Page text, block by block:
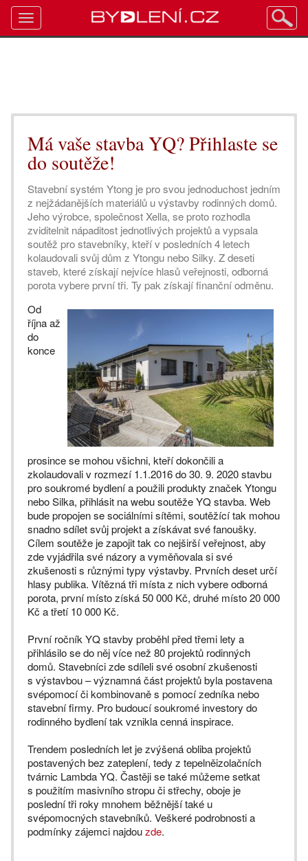
Má vaše stavba YQ? Přihlaste se
do soutěže!
Stavební systém Ytong je pro svou jednoduchost jedním
z nejžádanějších materiálů u výstavby rodinných domů.
Jeho výrobce, společnost Xella, se proto rozhodla
zviditelnit nápaditost jednotlivých projektů a vypsala
soutěž pro stavebníky, kteří v posledních 4 letech
kolaudovali svůj dům z Ytongu nebo Silky. Z deseti
staveb, které získají nejvíce hlasů veřejnosti, odborná
porota vybere první tři. Ty pak získají finanční odměnu.
Od
října až
do
konce
prosince se mohou všichni, kteří dokončili a
zkolaudovali v rozmezí 1.1.2016 do 30. 9. 2020 stavbu
pro soukromé bydlení a použili produkty značek Ytongu
nebo Silka, přihlásit na webu soutěže YQ stavba. Web
bude propojen se sociálními sítěmi, soutěžící tak mohou
snadno sdílet svůj projekt a získávat své fanoušky.
Cílem soutěže je zapojit tak co nejširší veřejnost, aby
zde vyjádřila své názory a vyměňovala si své
zkušenosti s různými typy výstavby. Prvních deset určí
hlasy publika. Vítězná tři místa z nich vybere odborná
porota, první místo získá 50 000 Kč, druhé místo 20 000
Kč a třetí 10 000 Kč.
První ročník YQ stavby proběhl před třemi lety a
přihlásilo se do něj více než 80 projektů rodinných
domů. Stavebníci zde sdíleli své osobní zkušenosti
s výstavbou – významná část projektů byla postavena
svépomocí či kombinovaně s pomocí zedníka nebo
stavební firmy. Pro budoucí soukromé investory do
rodinného bydlení tak vznikla cenná inspirace.
Trendem posledních let je zvýšená obliba projektů
postavených bez zateplení, tedy z tepelněizolačních
tvárnic Lambda YQ. Častěji se také můžeme setkat
s použitím masivního stropu či střechy, oboje je
poslední tři roky mnohem běžnější také u
svépomocných stavebníků. Veškeré podrobnosti a
podmínky zájemci najdouzde.
Toggle
navigation